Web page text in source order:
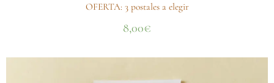
OFERTA: 3 postales a elegir
8,00€